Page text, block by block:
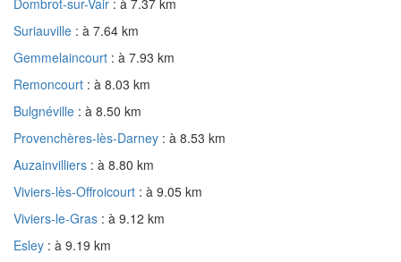
Dombrot-sur-Vair : à 7.37 km
Suriauville : à 7.64 km
Gemmelaincourt : à 7.93 km
Remoncourt : à 8.03 km
Bulgnéville : à 8.50 km
Provenchères-lès-Darney : à 8.53 km
Auzainvilliers : à 8.80 km
Viviers-lès-Offroicourt : à 9.05 km
Viviers-le-Gras : à 9.12 km
Esley : à 9.19 km